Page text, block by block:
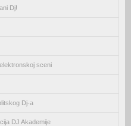
Dj!
sceni
Dj-a
DJ Akademije